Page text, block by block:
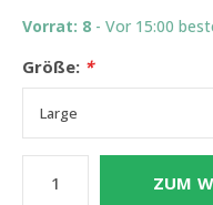
Vorrat: 8 - Vor 15:00
Größe: *
ZUM